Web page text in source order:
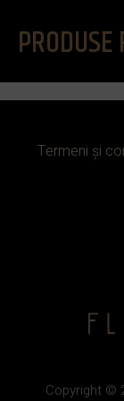
Copyright ©
Termeni și